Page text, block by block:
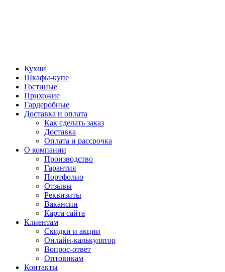
Кухни
Шкафы-купе
Гостиные
Прихожие
Гардеробные
Доставка и оплата
Как сделать заказ
Доставка
Оплата и рассрочка
О компании
Производство
Гарантия
Портфолио
Отзывы
Реквизиты
Вакансии
Карта сайта
Клиентам
Скидки и акции
Онлайн-калькулятор
Вопрос-ответ
Оптовикам
Контакты